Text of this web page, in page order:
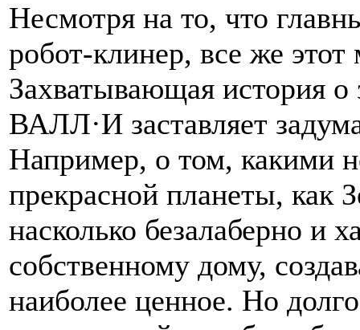
Несмотря на то, что
робот-клинер, все же
Захватывающая история
ВАЛЛ·И заставляет
Например, о том, какими
прекрасной планеты, как
насколько безалаберно и
собственному дому,
наиболее ценное. Но